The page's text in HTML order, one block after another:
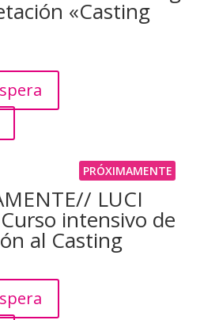
«Casting
PRÓXIMAMENTE
LUCI
intensivo de
al Casting